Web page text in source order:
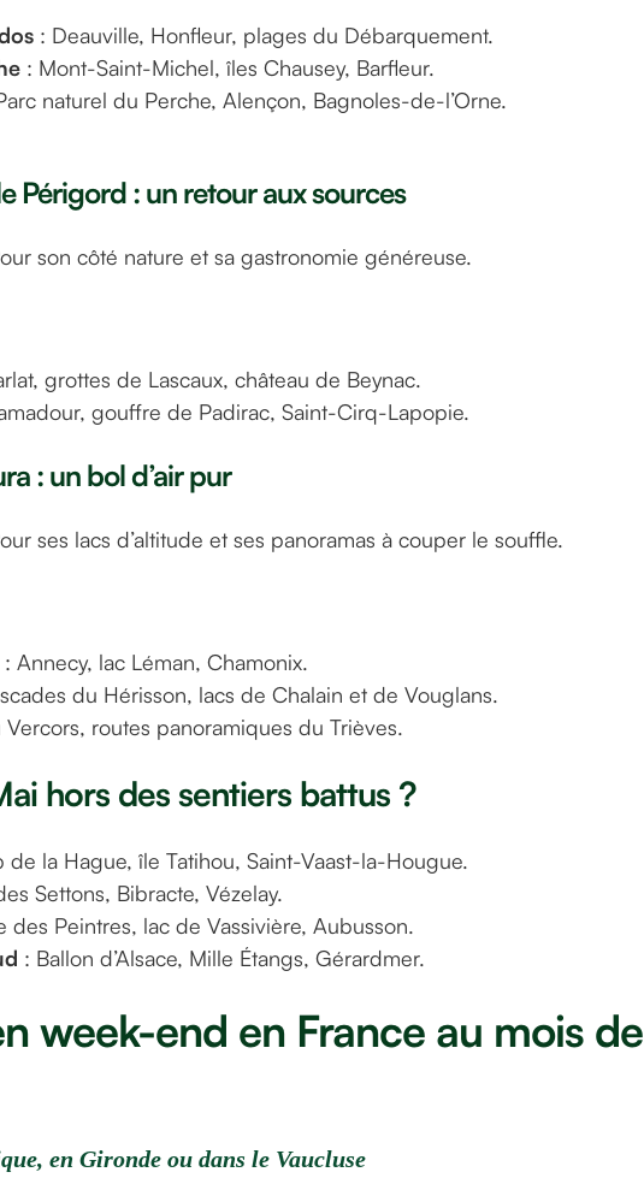
: Deauville, Honfleur, plages du Débarquement.
: Mont-Saint-Michel, îles Chausey, Barfleur.
naturel du Perche, Alençon, Bagnoles-de-l’Orne.
Périgord : un retour aux sources
son côté nature et sa gastronomie généreuse.
grottes de Lascaux, château de Beynac.
gouffre de Padirac, Saint-Cirq-Lapopie.
: un bol d’air pur
ses lacs d’altitude et ses panoramas à couper le souffle.
: Annecy, lac Léman, Chamonix.
du Hérisson, lacs de Chalain et de Vouglans.
Vercors, routes panoramiques du Trièves.
hors des sentiers battus ?
de la Hague, île Tatihou, Saint-Vaast-la-Hougue.
Settons, Bibracte, Vézelay.
des Peintres, lac de Vassivière, Aubusson.
: Ballon d’Alsace, Mille Étangs, Gérardmer.
week-end en France au mois de
en Gironde ou dans le Vaucluse